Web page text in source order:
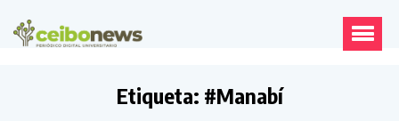
Etiqueta: #Manabí